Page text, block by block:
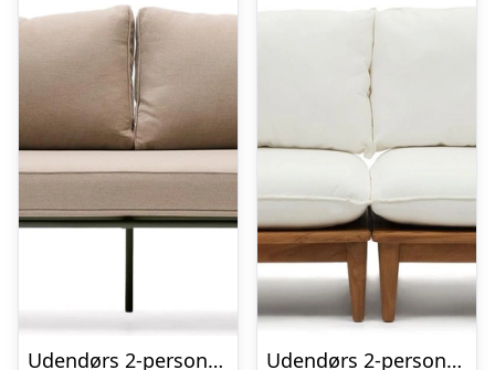
Udendørs 2-personers sofa Kave Home Zivia i ekru Olefina-stof 178 cm galvaniseret stål
Udendørs 2-personers sofa Kave Home Portitxol modulær teak natur